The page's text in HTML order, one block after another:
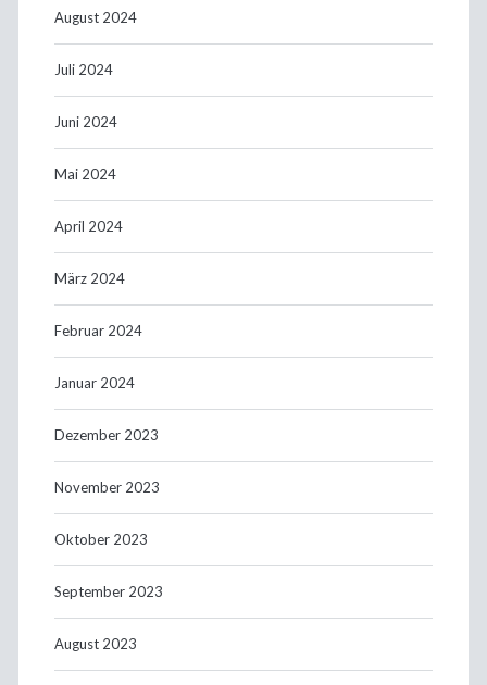
August 2024
Juli 2024
Juni 2024
Mai 2024
April 2024
März 2024
Februar 2024
Januar 2024
Dezember 2023
November 2023
Oktober 2023
September 2023
August 2023